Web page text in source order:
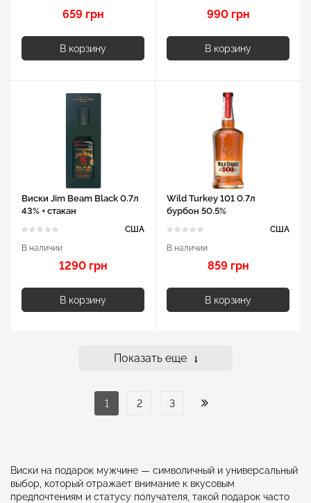
659 грн
В корзину
990 грн
В корзину
Виски Jim Beam Black 0.7л
43% + стакан
США
В наличии
1290 грн
В корзину
Wild Turkey 101 0.7л
бурбон 50.5%
США
В наличии
859 грн
В корзину
Показать еще
1 2 3
Виски на подарок мужчине — символичный и универсальный
выбор, который отражает внимание к вкусовым
предпочтениям и статусу получателя, такой подарок часто